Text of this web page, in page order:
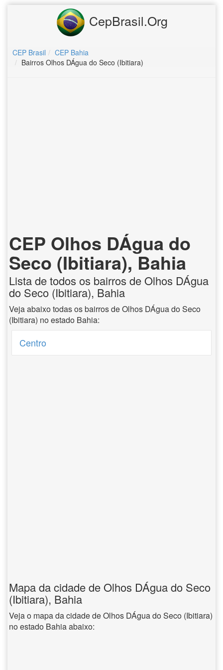
CepBrasil.Org
CEP Brasil
CEP Bahia
Bairros Olhos DÁgua do Seco (Ibitiara)
CEP Olhos DÁgua do
Seco (Ibitiara), Bahia
Lista de todos os bairros de Olhos DÁgua
do Seco (Ibitiara), Bahia
Veja abaixo todas os bairros de Olhos DÁgua do Seco
(Ibitiara) no estado Bahia:
Centro
Mapa da cidade de Olhos DÁgua do Seco
(Ibitiara), Bahia
Veja o mapa da cidade de Olhos DÁgua do Seco (Ibitiara)
no estado Bahia abaixo: